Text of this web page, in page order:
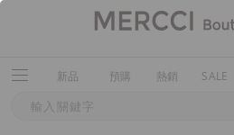
新品 預購 熱銷 SALE